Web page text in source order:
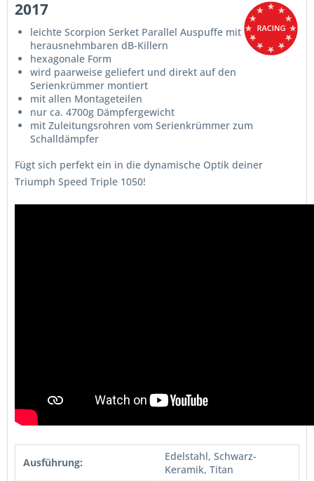
2017
leichte Scorpion Serket Parallel Auspuffe mit
herausnehmbaren dB-Killern
hexagonale Form
wird paarweise geliefert und direkt auf den
Serienkrümmer montiert
mit allen Montageteilen
nur ca. 4700g Dämpfergewicht
mit Zuleitungsrohren vom Serienkrümmer zum
Schalldämpfer
Fügt sich perfekt ein in die dynamische Optik deiner
Triumph Speed Triple 1050!
Ausführung:
Edelstahl, Schwarz-
Keramik, Titan